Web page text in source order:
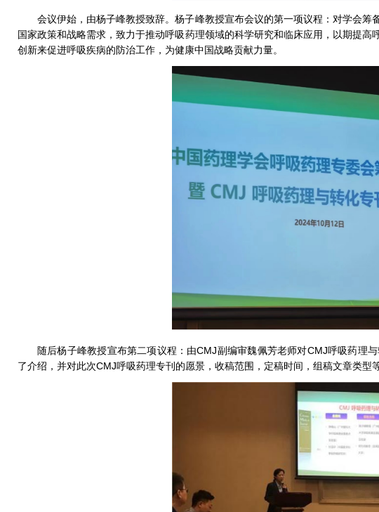
会议伊始，由杨子峰教授致辞。杨子峰教授宣布会议的第一项议程：对学会
国家政策和战略需求，致力于推动呼吸药理领域的科学研究和临床应用，以期提
创新来促进呼吸疾病的防治工作，为健康中国战略贡献力量。
随后杨子峰教授宣布第二项议程：由CMJ副编审魏佩芳老师对CMJ呼吸药理
了介绍，并对此次CMJ呼吸药理专刊的愿景，收稿范围，定稿时间，组稿文章类型